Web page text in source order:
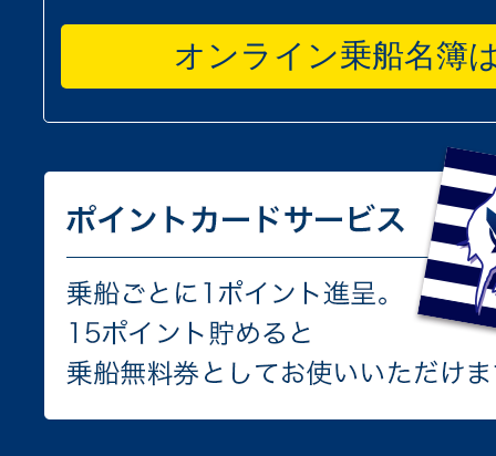
オンライン乗船名簿